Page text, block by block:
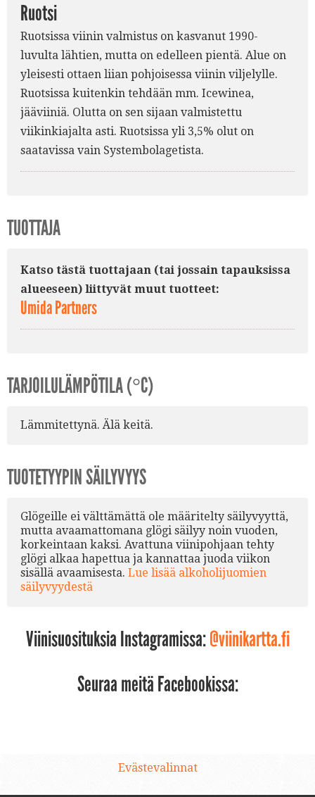
Ruotsi
Ruotsissa viinin valmistus on kasvanut 1990-
luvulta lähtien, mutta on edelleen pientä. Alue on
yleisesti ottaen liian pohjoisessa viinin viljelylle.
Ruotsissa kuitenkin tehdään mm. Icewinea,
jääviiniä. Olutta on sen sijaan valmistettu
viikinkiajalta asti. Ruotsissa yli 3,5% olut on
saatavissa vain Systembolagetista.
TUOTTAJA
Katso tästä tuottajaan (tai jossain tapauksissa
alueeseen) liittyvät muut tuotteet:
Umida Partners
TARJOILULÄMPÖTILA (°C)
Lämmitettynä. Älä keitä.
TUOTETYYPIN SÄILYVYYS
Glögeille ei välttämättä ole määritelty säilyvyyttä,
mutta avaamattomana glögi säilyy noin vuoden,
korkeintaan kaksi. Avattuna viinipohjaan tehty
glögi alkaa hapettua ja kannattaa juoda viikon
sisällä avaamisesta. Lue lisää alkoholijuomien
säilyvyydestä
Viinisuosituksia Instagramissa:@viinikartta.fi
Seuraa meitä Facebookissa:
Evästevalinnat